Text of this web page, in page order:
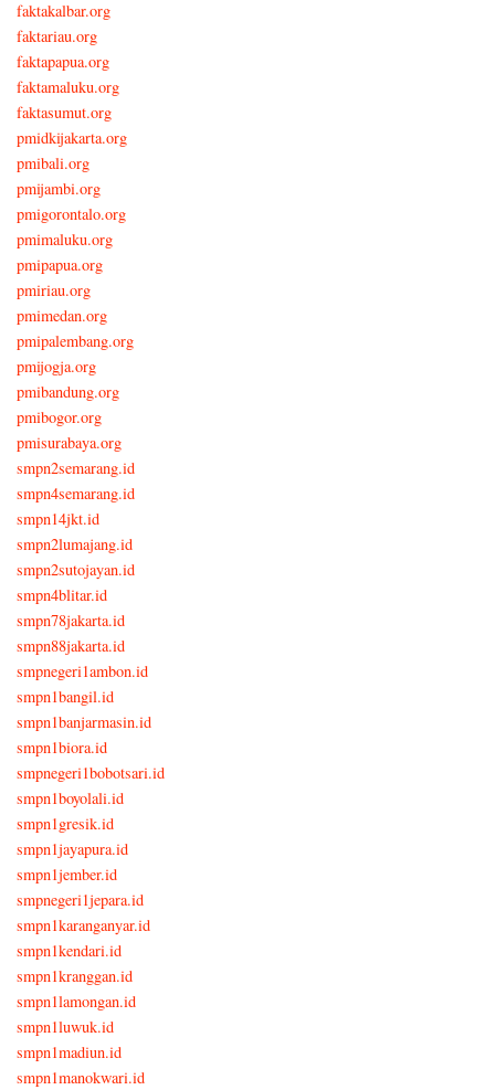
faktakalbar.org
faktariau.org
faktapapua.org
faktamaluku.org
faktasumut.org
pmidkijakarta.org
pmibali.org
pmijambi.org
pmigorontalo.org
pmimaluku.org
pmipapua.org
pmiriau.org
pmimedan.org
pmipalembang.org
pmijogja.org
pmibandung.org
pmibogor.org
pmisurabaya.org
smpn2semarang.id
smpn4semarang.id
smpn14jkt.id
smpn2lumajang.id
smpn2sutojayan.id
smpn4blitar.id
smpn78jakarta.id
smpn88jakarta.id
smpnegeri1ambon.id
smpn1bangil.id
smpn1banjarmasin.id
smpn1biora.id
smpnegeri1bobotsari.id
smpn1boyolali.id
smpn1gresik.id
smpn1jayapura.id
smpn1jember.id
smpnegeri1jepara.id
smpn1karanganyar.id
smpn1kendari.id
smpn1kranggan.id
smpn1lamongan.id
smpn1luwuk.id
smpn1madiun.id
smpn1manokwari.id